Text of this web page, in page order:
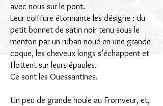
avec nous sur le pont.
Leur coiffure étonnante les désigne : du
petit bonnet de satin noir tenu sous le
menton par un ruban noué en une grande
coque, les cheveux longs s’échappent et
flottent sur leurs épaules.
Ce sont les Ouessantines.
Un peu de grande houle au Fromveur, et,